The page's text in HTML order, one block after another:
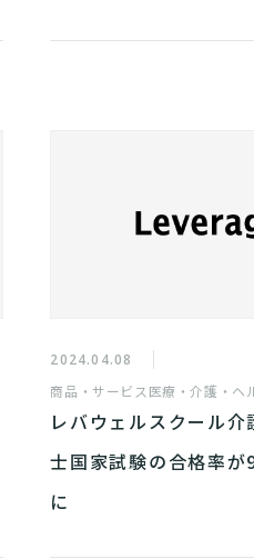
2024.04.08
商品・サービス 医療・介護・ヘ
レバウェルスクール
士国家試験の合格率
に